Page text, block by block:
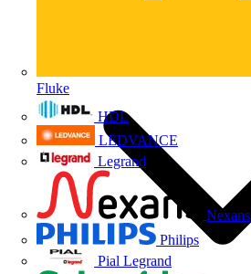
Fluke
HDL
LEDVANCE
Legrand
Nexans
Philips
Pial Legrand